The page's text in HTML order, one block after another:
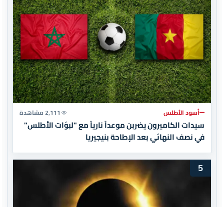
أسود الأطلس 2,111 مشاهدة
سيدات الكاميرون يضربن موعداً نارياً مع "لبؤات الأطلس"
في نصف النهائي بعد الإطاحة بنيجيريا
5